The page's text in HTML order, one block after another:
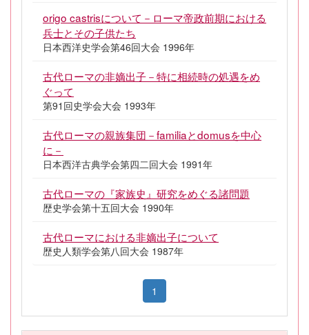
origo castrisについて－ローマ帝政前期における
兵士とその子供たち
日本西洋史学会第46回大会 1996年
古代ローマの非嫡出子－特に相続時の処遇をめ
ぐって
第91回史学会大会 1993年
古代ローマの親族集団－familiaとdomusを中心
に－
日本西洋古典学会第四二回大会 1991年
古代ローマの『家族史』研究をめぐる諸問題
歴史学会第十五回大会 1990年
古代ローマにおける非嫡出子について
歴史人類学会第八回大会 1987年
1